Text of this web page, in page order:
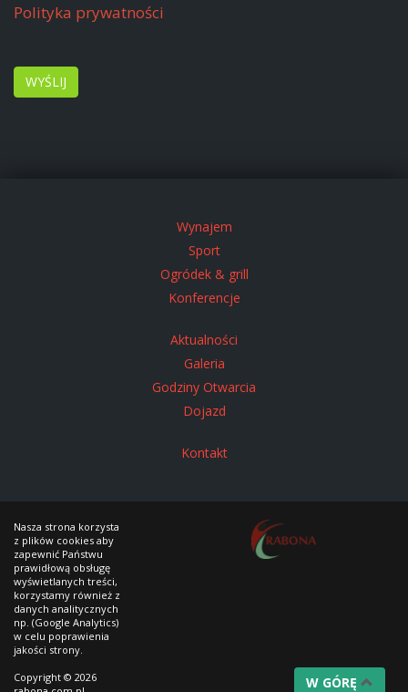
Polityka prywatności
Wynajem
Sport
Ogródek & grill
Konferencje
Aktualności
Galeria
Godziny Otwarcia
Dojazd
Kontakt
Nasza strona korzysta
z plików cookies aby
zapewnić Państwu
prawidłową obsługę
wyświetlanych treści,
korzystamy również z
danych analitycznych
np. (Google Analytics)
w celu poprawienia
jakości strony.
Copyright © 2026
W GÓRĘ